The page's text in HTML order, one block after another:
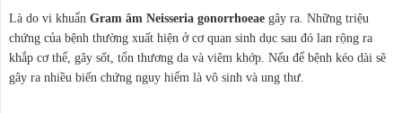
Là do vi khuẩn Gram âm Neisseria gonorrhoeaegây ra. Những triệu
chứng của bệnh thường xuất hiện ở cơ quan sinh dục sau đó lan rộng ra
khắp cơ thể, gây sốt, tổn thương da và viêm khớp. Nếu để bệnh kéo dài sẽ
gây ra nhiều biến chứng nguy hiểm là vô sinh và ung thư.